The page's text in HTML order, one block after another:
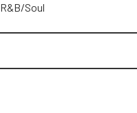
R&B/Soul